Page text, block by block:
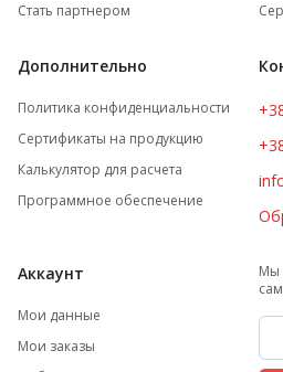
Стать партнером
Дополнительно
Политика конфиденциальности
Сертификаты на продукцию
Калькулятор для расчета
Программное обеспечение
Аккаунт
Мои данные
Мои заказы
Мы